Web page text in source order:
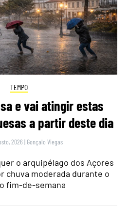
TEMPO
e vai atingir estas
a partir deste dia
2026 | Gonçalo Viegas
o arquipélago dos Açores
chuva moderada durante o
fim-de-semana